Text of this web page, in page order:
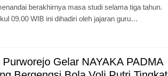
berakhirnya masa studi selama tiga tahun.
09.00 WIB ini dihadiri oleh jajaran guru…
Gelar NAYAKA PADMA